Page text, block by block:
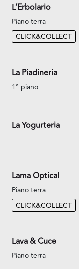
L’Erbolario
Piano terra
CLICK&COLLECT
La Piadineria
1° piano
La Yogurteria
Lama Optical
Piano terra
CLICK&COLLECT
Lava & Cuce
Piano terra